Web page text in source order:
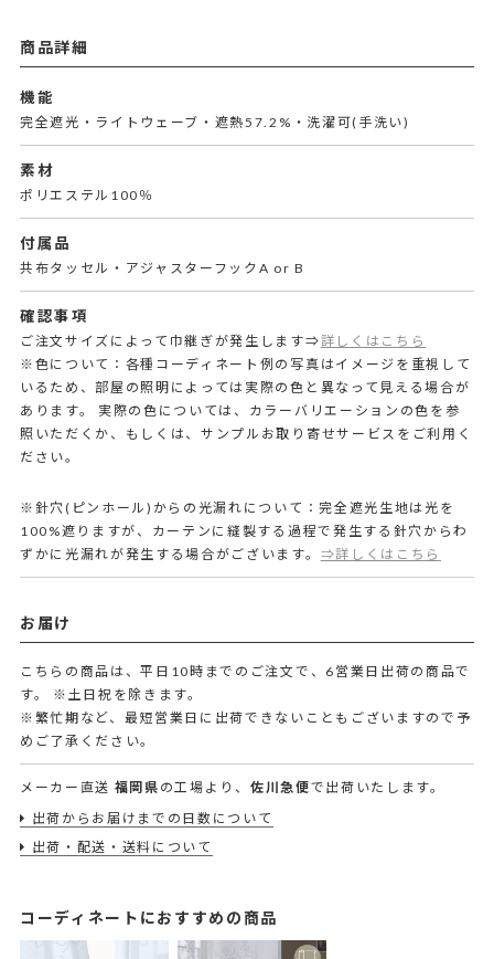
商品詳細
機能
完全遮光・ライトウェーブ・遮熱57.2%・洗濯可(手洗い)
素材
ポリエステル100％
付属品
共布タッセル・アジャスターフックA or B
確認事項
ご注文サイズによって巾継ぎが発生します⇒詳しくはこちら
※色について：各種コーディネート例の写真はイメージを重視して
いるため、部屋の照明によっては実際の色と異なって見える場合が
あります。 実際の色については、カラーバリエーションの色を参
照いただくか、もしくは、サンプルお取り寄せサービスをご利用く
ださい。
※針穴(ピンホール)からの光漏れについて：完全遮光生地は光を
100%遮りますが、カーテンに縫製する過程で発生する針穴からわ
ずかに光漏れが発生する場合がございます。 ⇒詳しくはこちら
お届け
こちらの商品は、平日10時までのご注文で、6営業日出荷の商品で
す。
※土日祝を除きます。
※繁忙期など、最短営業日に出荷できないこともございますので予
めご了承ください。
メーカー直送 福岡県 の工場より、 佐川急便で出荷いたします。
出荷からお届けまでの日数について
出荷・配送・送料について
コーディネートにおすすめの商品